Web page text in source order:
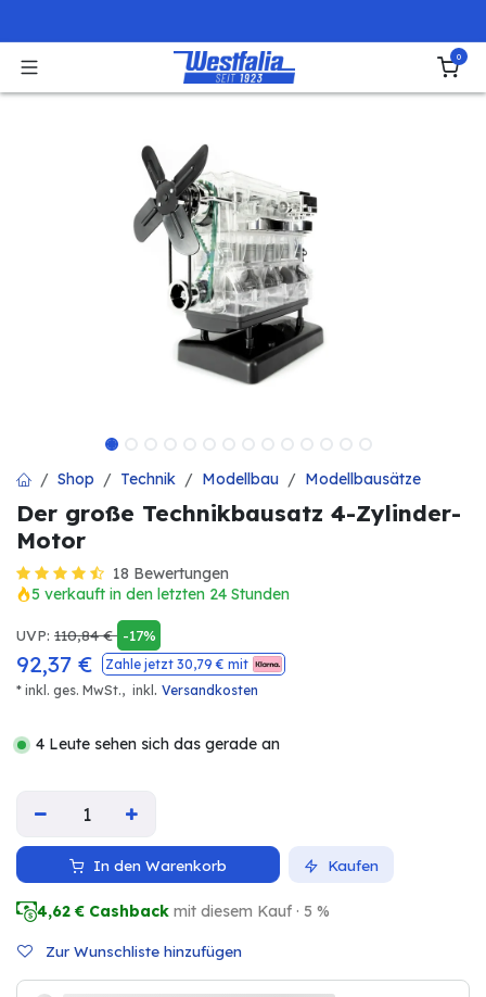
0
Shop Technik Modellbau Modellbausätze
Der große Technikbausatz 4-Zylinder-
Motor
18 Bewertungen
5 verkauft in den letzten 24 Stunden
UVP: 110,84€ -17%
92,37 € Zahle jetzt 30,79 € mit
* inkl. ges. MwSt., inkl . Versandkosten
4 Leute sehen sich das gerade an
In den Warenkorb Kaufen
4,62 € Cashback mit diesem Kauf · 5 %
Zur Wunschliste hinzufügen